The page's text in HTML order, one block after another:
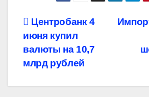
Навигация
по
записям
Центробанк 4
июня купил
валюты на 10,7
млрд рублей